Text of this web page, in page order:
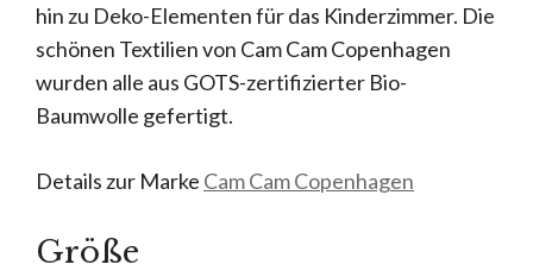
hin zu Deko-Elementen für das Kinderzimmer. Die
schönen Textilien von Cam Cam Copenhagen
wurden alle aus GOTS-zertifizierter Bio-
Baumwolle gefertigt.
Details zur Marke Cam Cam Copenhagen
Größe